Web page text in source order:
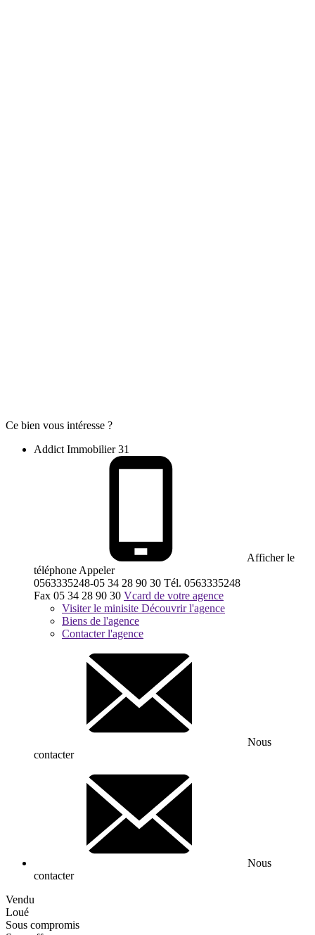
Ce bien vous intéresse ?
Addict Immobilier 31
Afficher le
téléphone Appeler
0563335248-05 34 28 90 30 Tél. 0563335248
Fax 05 34 28 90 30 Vcard de votre agence
Visiter le minisite Découvrir l'agence
Biens de l'agence
Contacter l'agence
Nous
contacter
Nous
contacter
Vendu
Loué
Sous compromis